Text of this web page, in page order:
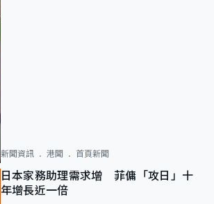
新聞資訊 港聞 首頁新聞
日本家務助理需求增 菲傭「攻日」十
年增長近一倍